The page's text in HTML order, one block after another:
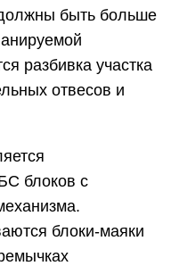
быть больше
разбивка участка
отвесов и
блоков с
блоки-маяки